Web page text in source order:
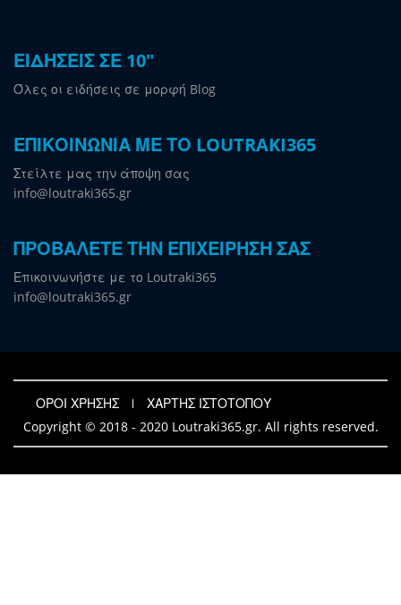
ΕΙΔΗΣΕΙΣ ΣΕ 10"
Όλες οι ειδήσεις σε μορφή Blog
ΕΠΙΚΟΙΝΩΝΙΑ ΜΕ ΤΟ LOUTRAKI365
Στείλτε μας την άποψη σας
info@loutraki365.gr
ΠΡΟΒΑΛΕΤΕ ΤΗΝ ΕΠΙΧΕΙΡΗΣΗ ΣΑΣ
Επικοινωνήστε με το Loutraki365
info@loutraki365.gr
ΟΡΟΙ ΧΡΗΣΗΣ
ΧΑΡΤΗΣ ΙΣΤΟΤΟΠΟΥ
Copyright © 2018 - 2020 Loutraki365.gr. All rights reserved.